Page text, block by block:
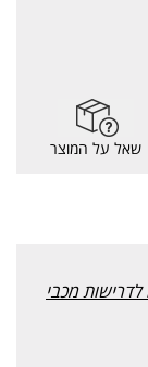
שאל על המוצר
לדרישות מכבי